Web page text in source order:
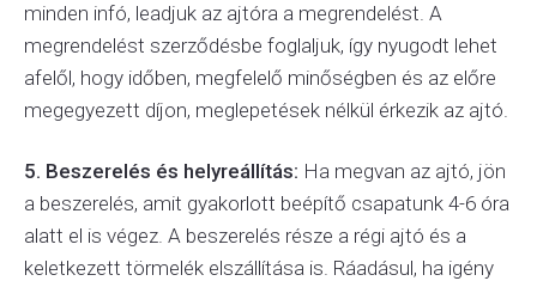
minden infó, leadjuk az ajtóra a megrendelést. A
megrendelést szerződésbe foglaljuk, így nyugodt lehet
afelől, hogy időben, megfelelő minőségben és az előre
megegyezett díjon, meglepetések nélkül érkezik az ajtó.
5. Beszerelés és helyreállítás: Ha megvan az ajtó, jön
a beszerelés, amit gyakorlott beépítő csapatunk 4-6 óra
alatt el is végez. A beszerelés része a régi ajtó és a
keletkezett törmelék elszállítása is. Ráadásul, ha igény